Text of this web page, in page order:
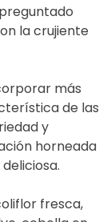
la crujiente
más
de las
y
horneada
fresca,